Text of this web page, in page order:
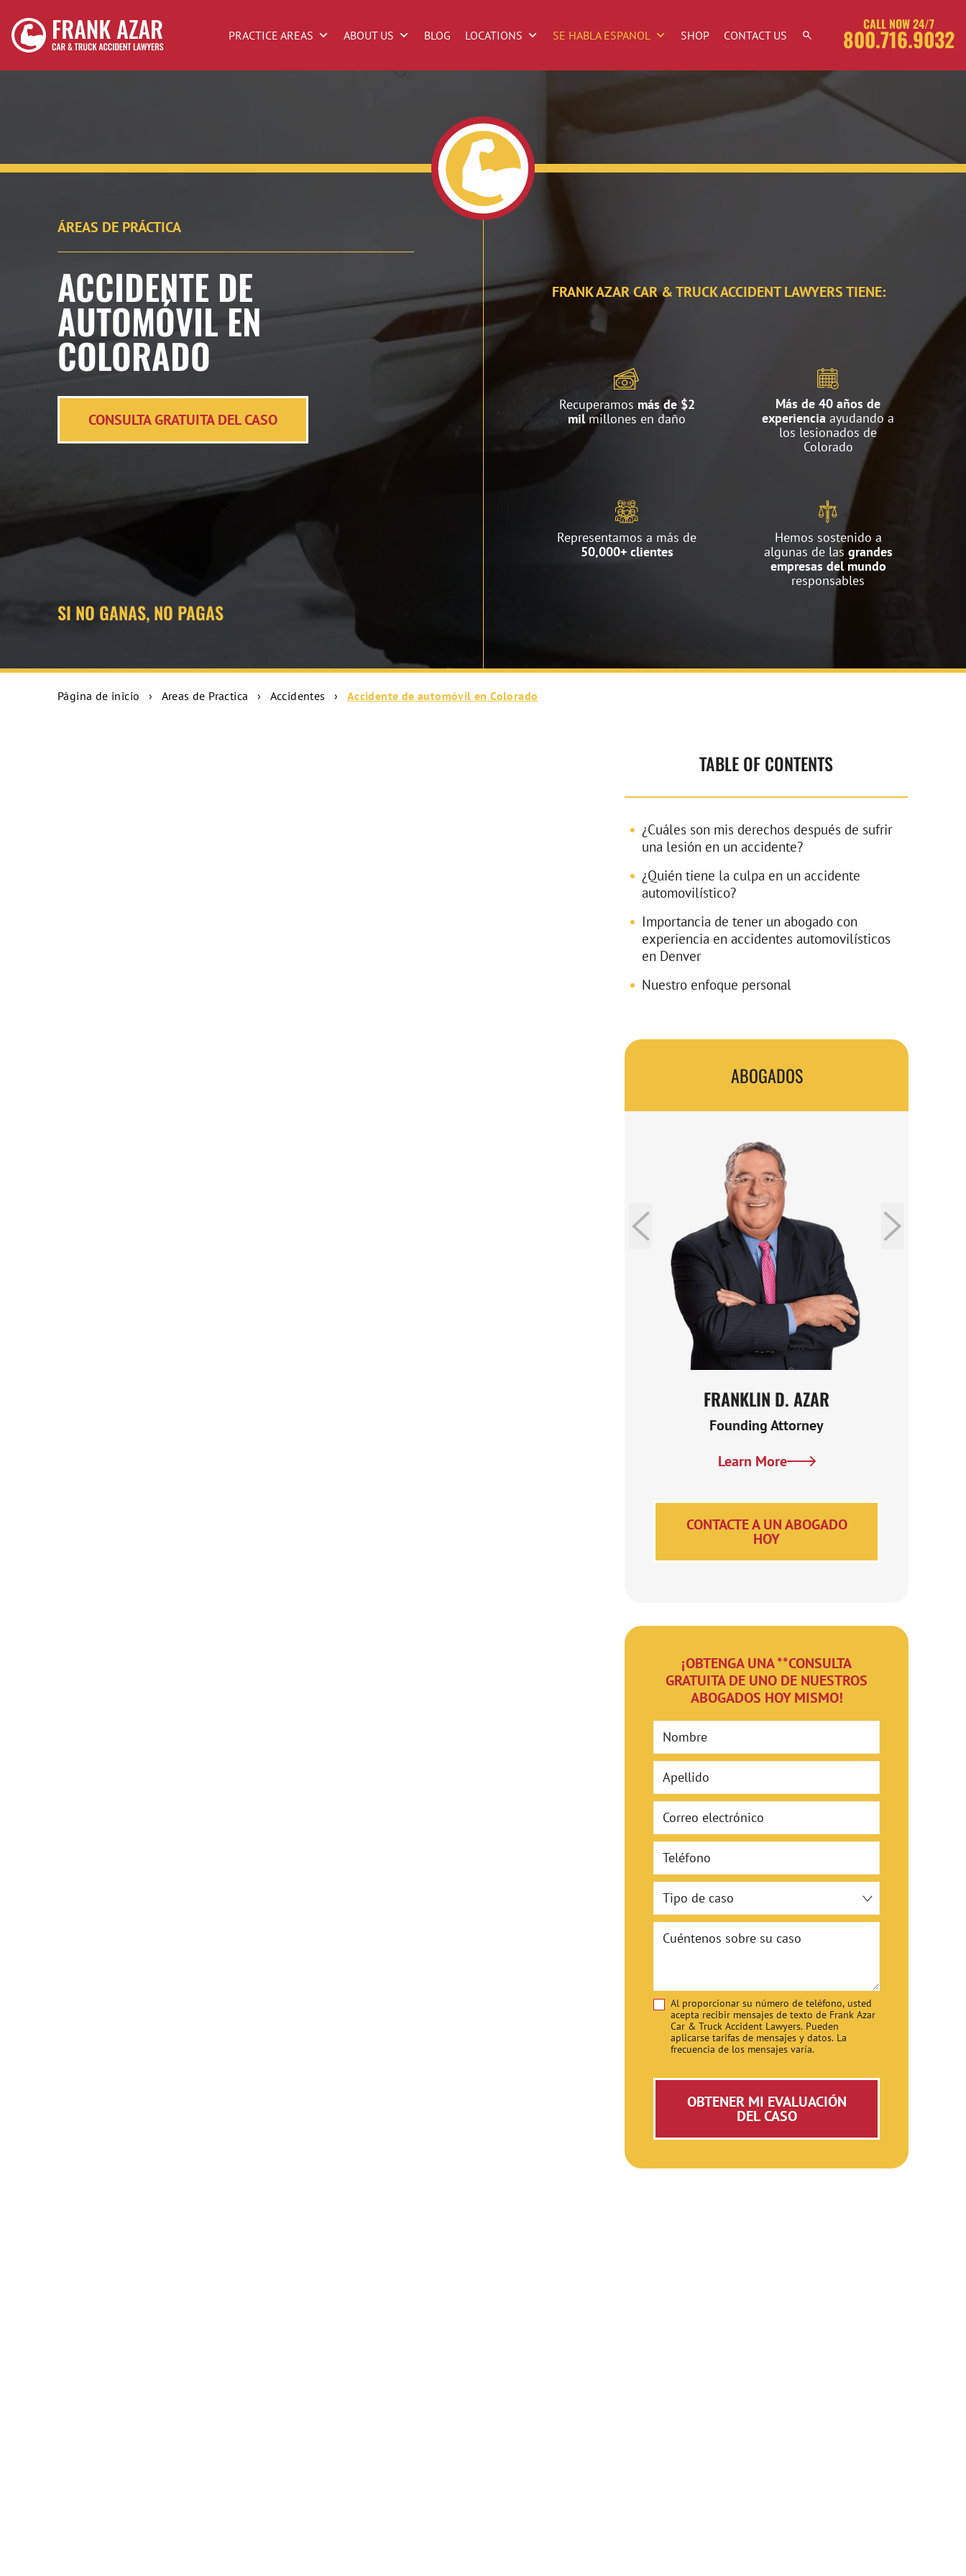
PRACTICE AREAS ABOUT US BLOG LOCATIONS SE HABLA ESPANOL SHOP CONTACT US
CALL NOW 24/7
800.716.9032
ÁREAS DE PRÁCTICA
ACCIDENTE DE
AUTOMÓVIL EN
COLORADO
CONSULTA GRATUITA DEL CASO
SI NO GANAS, NO PAGAS
FRANK AZAR CAR & TRUCK ACCIDENT LAWYERS TIENE:
Recuperamos más de $2
milmillones en daño
Más de 40 años de
experiencia ayudando a
los lesionados de
Colorado
Representamos a más de
50,000+ clientes
Hemos sostenido a
algunas de las grandes
empresas del mundo
responsables
Página de inicio › Areas de Practica › Accidentes › Accidente de automóvil en Colorado
TABLE OF CONTENTS
¿Cuáles son mis derechos después de sufrir
una lesión en un accidente?
¿Quién tiene la culpa en un accidente
automovilístico?
Importancia de tener un abogado con
experiencia en accidentes automovilísticos
en Denver
Nuestro enfoque personal
ABOGADOS
FRANKLIN D. AZAR
Founding Attorney
Learn More
CONTACTE A UN ABOGADO
HOY
¡OBTENGA UNA **CONSULTA
GRATUITA DE UNO DE NUESTROS
ABOGADOS HOY MISMO!
First Name
Last Name
Email
Phone
Case Type
Tell Us About Your Case
Disclaimer
Al proporcionar su número de teléfono, usted
acepta recibir mensajes de texto de Frank Azar
Car & Truck Accident Lawyers. Pueden
aplicarse tarifas de mensajes y datos. La
frecuencia de los mensajes varía.
OBTENER MI EVALUACIÓN
DEL CASO